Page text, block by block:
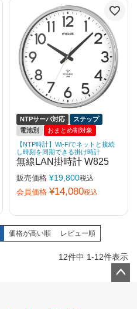
NTPサーバ対応
ステップ
電池別
おまとめ割対象
【NTP時計】Wi-Fiでネットと接続
し時刻を同期できる掛け時計
無線LAN掛時計 W825
販売価格 ¥19,800税込
会員価格 ¥14,080税込
価格が高い順 レビュー順
12件中 1-12件表示